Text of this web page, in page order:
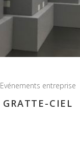
Evénements entreprise
GRATTE-CIEL